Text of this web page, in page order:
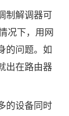
制解调器可
况下，用网
的问题。如
出在路由器
的设备同时